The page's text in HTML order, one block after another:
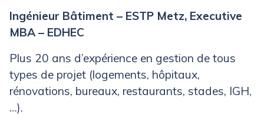
Ingénieur Bâtiment – ESTP Metz, Executive
MBA – EDHEC
Plus 20 ans d’expérience en gestion de tous
types de projet (logements, hôpitaux,
rénovations, bureaux, restaurants, stades, IGH,
…).